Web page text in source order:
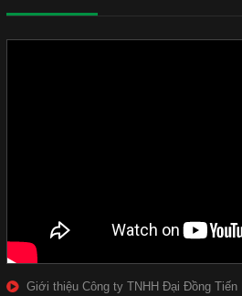
Giới thiệu Công ty TNHH Đại Đồng Tiến